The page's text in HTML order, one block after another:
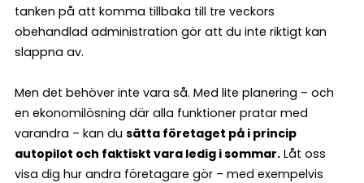
tanken på att komma tillbaka till tre veckors
obehandlad administration gör att du inte riktigt kan
slappna av.
Men det behöver inte vara så. Med lite planering – och
en ekonomilösning där alla funktioner pratar med
varandra – kan du sätta företaget på i princip
autopilot och faktiskt vara ledig i sommar. Låt oss
visa dig hur andra företagare gör – med exempelvis